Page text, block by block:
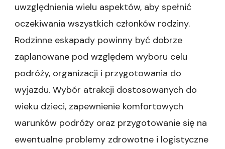
uwzględnienia wielu aspektów, aby spełnić
oczekiwania wszystkich członków rodziny.
Rodzinne eskapady powinny być dobrze
zaplanowane pod względem wyboru celu
podróży, organizacji i przygotowania do
wyjazdu. Wybór atrakcji dostosowanych do
wieku dzieci, zapewnienie komfortowych
warunków podróży oraz przygotowanie się na
ewentualne problemy zdrowotne i logistyczne